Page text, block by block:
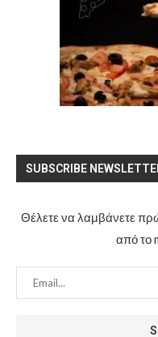
SUBSCRIBE
Θέλετε να λαμβάνετε
από το